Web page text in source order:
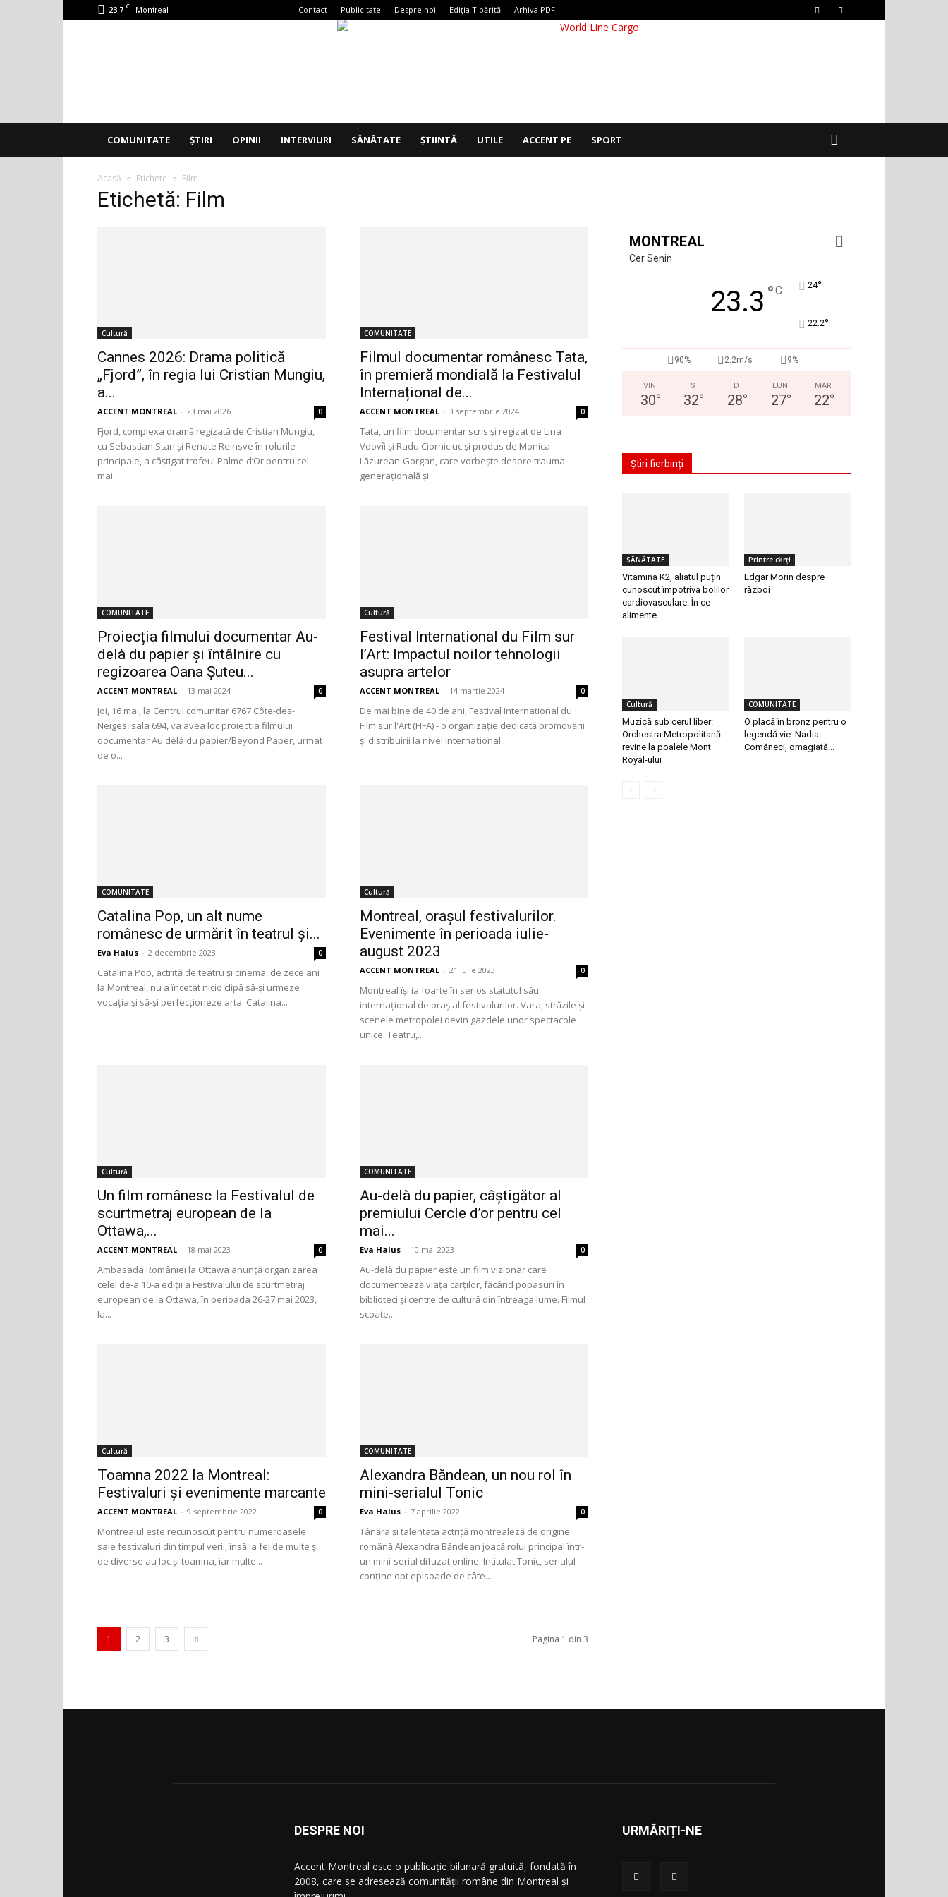
23.7 C Montreal Contact Publicitate Despre noi Ediția Tipărită Arhiva PDF
COMUNITATE ȘTIRI OPINII INTERVIURI SĂNĂTATE ȘTIINTĂ UTILE ACCENT PE SPORT
Acasă Etichete Film
Etichetă: Film
Cultură
Cannes 2026: Drama politică
„Fjord”, în regia lui Cristian Mungiu,
a...
ACCENT MONTREAL - 23 mai 2026 0
Fjord, complexa dramă regizată de Cristian Mungiu,
cu Sebastian Stan și Renate Reinsve în rolurile
principale, a câștigat trofeul Palme d’Or pentru cel
mai...
COMUNITATE
Filmul documentar românesc Tata,
în premieră mondială la Festivalul
Internațional de...
ACCENT MONTREAL - 3 septembrie 2024 0
Tata, un film documentar scris și regizat de Lina
Vdovîi și Radu Ciorniciuc și produs de Monica
Lăzurean-Gorgan, care vorbește despre trauma
generațională și...
COMUNITATE
Proiecția filmului documentar Au-
delà du papier și întâlnire cu
regizoarea Oana Șuteu...
ACCENT MONTREAL - 13 mai 2024 0
Joi, 16 mai, la Centrul comunitar 6767 Côte-des-
Neiges, sala 694, va avea loc proiecția filmului
documentar Au délà du papier/Beyond Paper, urmat
de o...
Cultură
Festival International du Film sur
l’Art: Impactul noilor tehnologii
asupra artelor
ACCENT MONTREAL - 14 martie 2024 0
De mai bine de 40 de ani, Festival International du
Film sur l'Art (FIFA) - o organizație dedicată promovării
și distribuirii la nivel internațional...
COMUNITATE
Catalina Pop, un alt nume
românesc de urmărit în teatrul și...
Eva Halus - 2 decembrie 2023 0
Catalina Pop, actriță de teatru și cinema, de zece ani
la Montreal, nu a încetat nicio clipă să-și urmeze
vocația și să-și perfecționeze arta. Catalina...
Cultură
Montreal, oraşul festivalurilor.
Evenimente în perioada iulie-
august 2023
ACCENT MONTREAL - 21 iulie 2023 0
Montreal își ia foarte în serios statutul său
internațional de oraș al festivalurilor. Vara, străzile și
scenele metropolei devin gazdele unor spectacole
unice. Teatru,...
Cultură
Un film românesc la Festivalul de
scurtmetraj european de la
Ottawa,...
ACCENT MONTREAL - 18 mai 2023 0
Ambasada României la Ottawa anunță organizarea
celei de-a 10-a ediții a Festivalului de scurtmetraj
european de la Ottawa, în perioada 26-27 mai 2023,
la...
COMUNITATE
Au-delà du papier, câștigător al
premiului Cercle d’or pentru cel
mai...
Eva Halus - 10 mai 2023 0
Au-delà du papier este un film vizionar care
documentează viața cărților, făcând popasuri în
biblioteci și centre de cultură din întreaga lume. Filmul
scoate...
Cultură
Toamna 2022 la Montreal:
Festivaluri și evenimente marcante
ACCENT MONTREAL - 9 septembrie 2022 0
Montrealul este recunoscut pentru numeroasele
sale festivaluri din timpul verii, însă la fel de multe și
de diverse au loc și toamna, iar multe...
COMUNITATE
Alexandra Băndean, un nou rol în
mini-serialul Tonic
Eva Halus - 7 aprilie 2022 0
Tânăra și talentata actriță montrealeză de origine
română Alexandra Băndean joacă rolul principal într-
un mini-serial difuzat online. Intitulat Tonic, serialul
conține opt episoade de câte...
1 2 3 Pagina 1 din 3
MONTREAL
Cer Senin
23.3 °C 24°
22.2°
90% 2.2m/s 9%
VIN
30°
S
32°
D
28°
LUN
27°
MAR
22°
Știri fierbinți
SĂNĂTATE
Vitamina K2, aliatul puțin
cunoscut împotriva bolilor
cardiovasculare: În ce
alimente...
Printre cărți
Edgar Morin despre
război
Cultură
Muzică sub cerul liber:
Orchestra Metropolitană
revine la poalele Mont
Royal-ului
COMUNITATE
O placă în bronz pentru o
legendă vie: Nadia
Comăneci, omagiată...
DESPRE NOI
Accent Montreal este o publicație bilunară gratuită, fondată în
2008, care se adresează comunităţii române din Montreal şi
URMĂRIȚI-NE